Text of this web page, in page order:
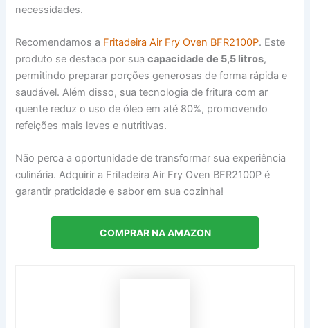
necessidades.
Recomendamos a Fritadeira Air Fry Oven BFR2100P. Este
produto se destaca por suacapacidade de 5,5 litros,
permitindo preparar porções generosas de forma rápida e
saudável. Além disso, sua tecnologia de fritura com ar
quente reduz o uso de óleo em até 80%, promovendo
refeições mais leves e nutritivas.
Não perca a oportunidade de transformar sua experiência
culinária. Adquirir a Fritadeira Air Fry Oven BFR2100P é
garantir praticidade e sabor em sua cozinha!
COMPRAR NA AMAZON